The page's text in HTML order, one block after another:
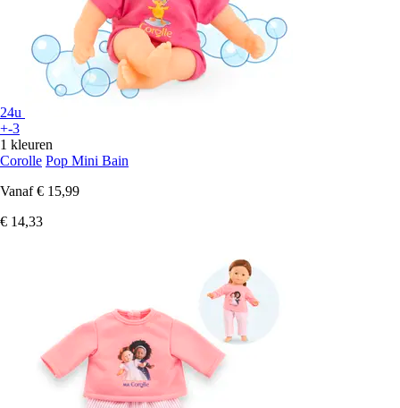
24u
+-3
1 kleuren
Corolle Pop Mini Bain
Vanaf € 15,99
€ 14,33